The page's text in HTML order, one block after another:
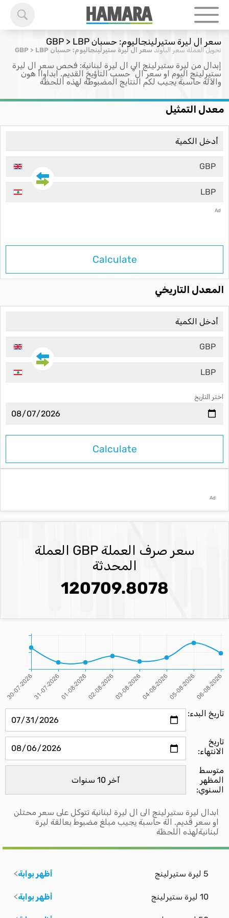
سعر ال ليرة ستيرلينجاليوم: حسبان GBP > LBP
تحويل العملة سعر الباوند سعر ال ليرة ستيرلينجاليوم: حسبان GBP > LBP
إبدال من ليرة ستيرلينج الى ال ليرة لبنانية: فحص سعر ال ليرة
ستيرلينج اليوم او سعر ال ْ حسب التاؤيخ القديم. ابداواا هون
والآلة حاسبة يجيب لكم النتايج المضبوطة لهذه اللحظة
معدل التمثيل
GBP
LBP
Ad
Calculate
المعدل التاريخي
GBP
LBP
اختر التاريخ
Ad
سعر صرف العملة GBP العملة
المحدثة
120709.8078
تاريخ البدء:
تاريخ
الانتهاء:
متوسط ​​
المظهر
السنوي:
ابدال ليرة ستيرلينج الى ال ليرة لبنانية تتوكل على سعر محتلن
او سعر قديم. الة حاسبة يجيب مبلغ مضبوط بعالقة ليرة
لبنانيةلهذه اللحظة
5 ليرة ستيرلينج أظهر بوابة
10 ليرة ستيرلينج أظهر بوابة